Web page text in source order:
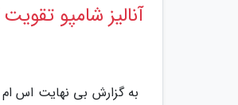
آنالیز شامپو
به گزارش بی نهایت اس